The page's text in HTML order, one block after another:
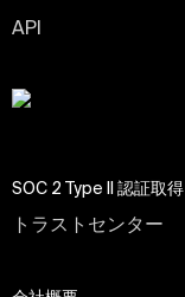
API
SOC 2 Type II 認証取得
トラストセンター